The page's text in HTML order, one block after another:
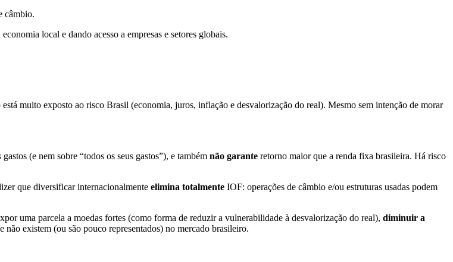
câmbio.
local e dando acesso a empresas e setores globais.
muito exposto ao risco Brasil (economia, juros, inflação e desvalorização do real). Mesmo sem intenção de morar
(e nem sobre “todos os seus gastos”), e também não garante retorno maior que a renda fixa brasileira. Há risco
que diversificar internacionalmente elimina totalmente IOF: operações de câmbio e/ou estruturas usadas podem
uma parcela a moedas fortes (como forma de reduzir a vulnerabilidade à desvalorização do real), diminuir a
não existem (ou são pouco representados) no mercado brasileiro.